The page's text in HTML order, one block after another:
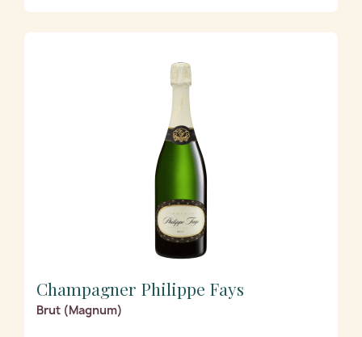
Champagner Philippe Fays
Brut (Magnum)